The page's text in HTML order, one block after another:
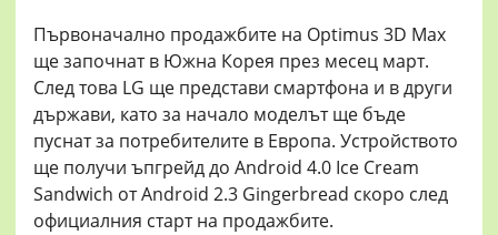
Първоначално продажбите на Optimus 3D Max
ще започнат в Южна Корея през месец март.
След това LG ще представи смартфона и в други
държави, като за начало моделът ще бъде
пуснат за потребителите в Европа. Устройството
ще получи ъпгрейд до Android 4.0 Ice Cream
Sandwich от Android 2.3 Gingerbread скоро след
официалния старт на продажбите.